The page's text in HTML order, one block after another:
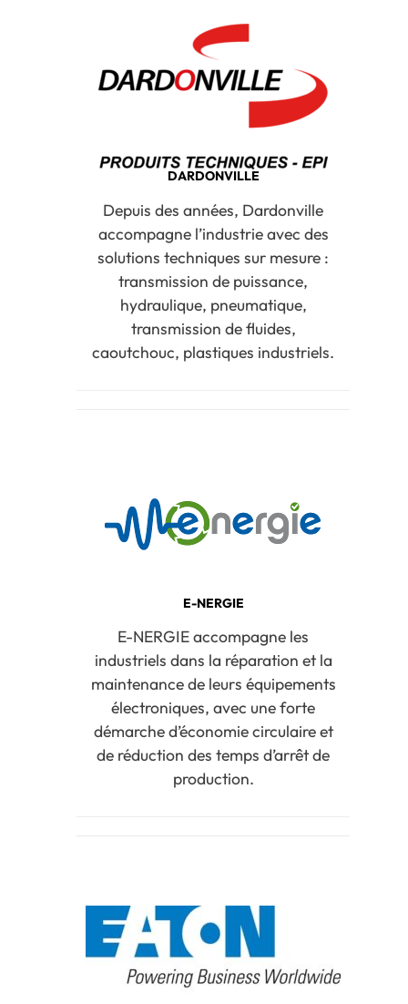
DARDONVILLE
Depuis des années, Dardonville
accompagne l’industrie avec des
solutions techniques sur mesure :
transmission de puissance,
hydraulique, pneumatique,
transmission de fluides,
caoutchouc, plastiques industriels.
E-NERGIE
E-NERGIE accompagne les
industriels dans la réparation et la
maintenance de leurs équipements
électroniques, avec une forte
démarche d’économie circulaire et
de réduction des temps d’arrêt de
production.​​